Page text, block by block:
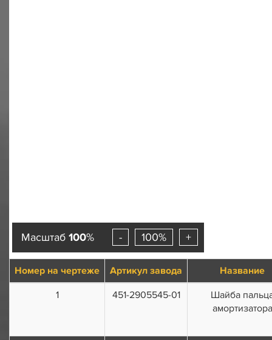
Масштаб 100% - 100% +
Номер на чертеже Артикул завода
Название
1
451-2905545-01
Шайба
амортизатора